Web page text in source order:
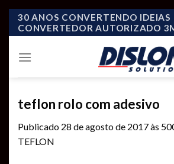
Skip
30 ANOS CONVERTENDO IDEIAS
CONVERTEDOR AUTORIZADO
teflon rolo com adesivo
Publicado 28 de agosto de 2017às
TEFLON